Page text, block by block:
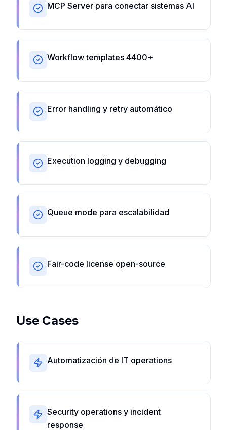
MCP Server para conectar sistemas AI
Workflow templates 4400+
Error handling y retry automático
Execution logging y debugging
Queue mode para escalabilidad
Fair-code license open-source
Use Cases
Automatización de IT operations
Security operations y incident
response